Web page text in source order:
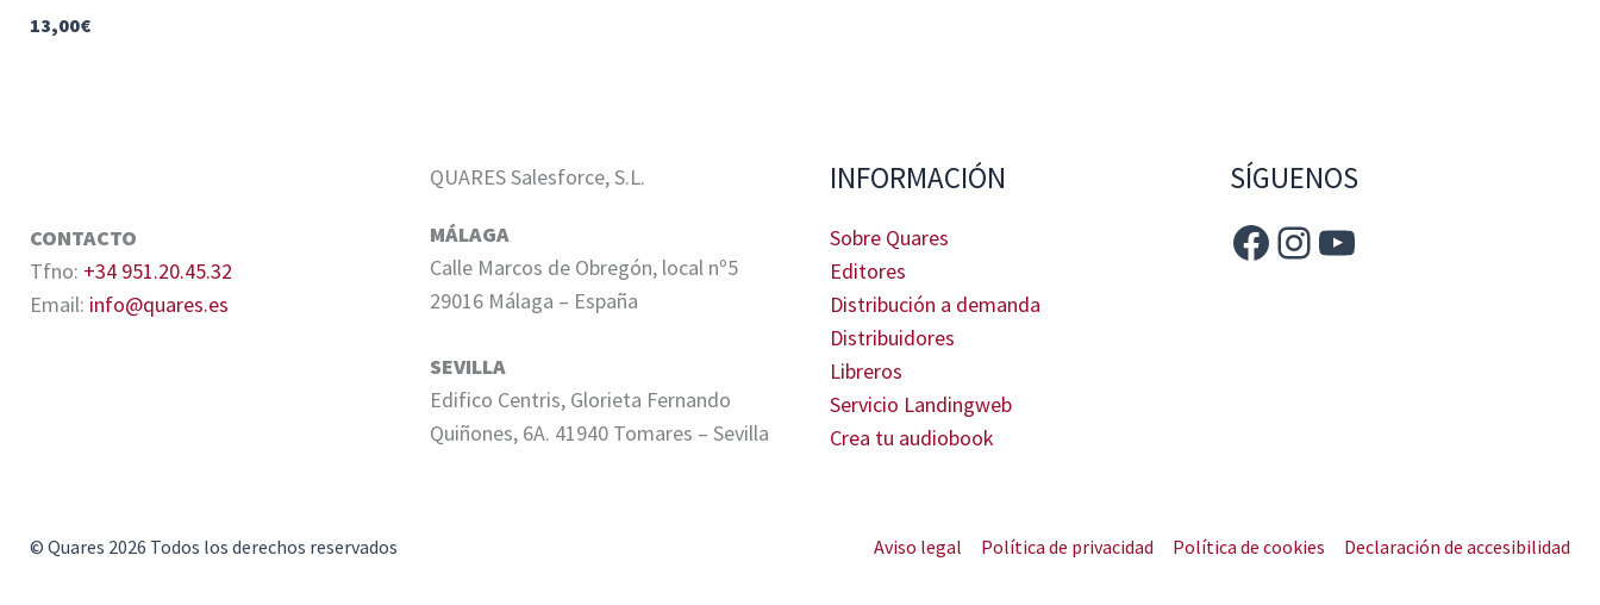
13,00€
CONTACTO
Tfno: +34 951.20.45.32
Email: info@quares.es
QUARES Salesforce, S.L.
MÁLAGA
Calle Marcos de Obregón, local nº5
29016 Málaga – España
SEVILLA
Edifico Centris, Glorieta Fernando
Quiñones, 6A. 41940 Tomares – Sevilla
INFORMACIÓN
Sobre Quares
Editores
Distribución a demanda
Distribuidores
Libreros
Servicio Landingweb
Crea tu audiobook
SÍGUENOS
© Quares 2026 Todos los derechos reservados Aviso legal Política de privacidad Política de cookies Declaración de accesibilidad